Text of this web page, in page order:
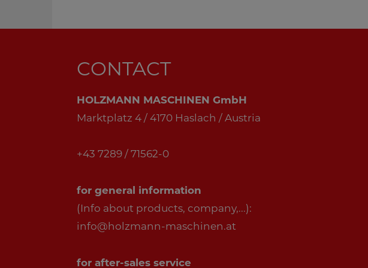
CONTACT
HOLZMANN MASCHINEN GmbH
Marktplatz 4 / 4170 Haslach / Austria
+43 7289 / 71562-0
for general information
(Info about products, company,...):
info@holzmann-maschinen.at
for after-sales service